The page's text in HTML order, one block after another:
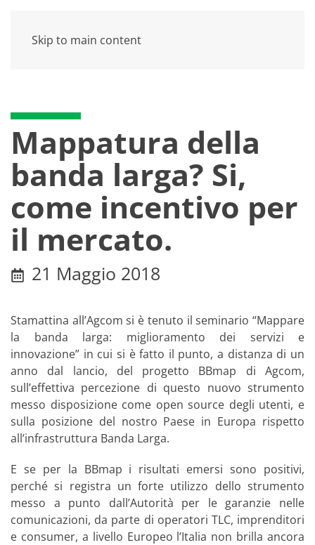
Skip to main content
Mappatura della
banda larga? Si,
come incentivo per
il mercato.
21 Maggio 2018
Stamattina all’Agcom si è tenuto il seminario “Mappare
la banda larga: miglioramento dei servizi e
innovazione” in cui si è fatto il punto, a distanza di un
anno dal lancio, del progetto BBmap di Agcom,
sull’effettiva percezione di questo nuovo strumento
messo disposizione come open source degli utenti, e
sulla posizione del nostro Paese in Europa rispetto
all’infrastruttura Banda Larga.
E se per la BBmap i risultati emersi sono positivi,
perché si registra un forte utilizzo dello strumento
messo a punto dall’Autorità per le garanzie nelle
comunicazioni, da parte di operatori TLC, imprenditori
e consumer, a livello Europeo l’Italia non brilla ancora